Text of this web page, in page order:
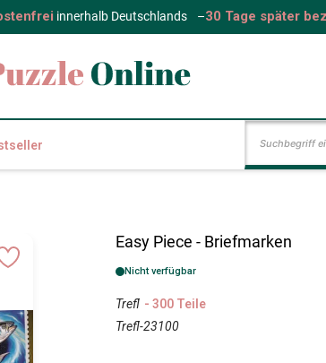
innerhalb Deutschlands –30 Tage später
Easy Piece - Briefmarken
Nicht verfügbar
Trefl - 300 Teile
Trefl-23100